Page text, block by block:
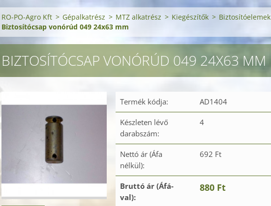
RO-PO-Agro Kft > Gépalkatrész > MTZ alkatrész > Kiegészítők > Biztosítóelemek
Biztosítócsap vonórúd 049 24x63 mm
BIZTOSÍTÓCSAP VONÓRÚD 049 24X63 MM
Termék kódja: AD1404
Készleten lévő
darabszám:
4
Nettó ár (Áfa
nélkül):
692 Ft
Bruttó ár (Áfá-
val):
880 Ft